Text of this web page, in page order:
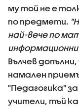
му той не е
по предмети.
най-вече по
информационни
Вълчев
намален
"Педагогика"
учители, тъй